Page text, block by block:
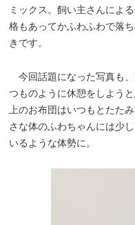
ミックス。飼い主さんによ
格もあってかふわふわで落
きです。
今回話題になった写真も
つものように休憩をしよう
上のお布団はいつもとたた
さな体のふわちゃんには少
いるような体勢に。